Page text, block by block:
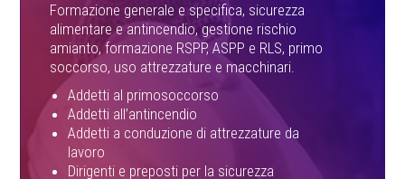
Formazione generale e specifica, sicurezza
alimentare e antincendio, gestione rischio
amianto, formazione RSPP, ASPP e RLS, primo
soccorso, uso attrezzature e macchinari.
Addetti al primosoccorso
Addetti all’antincendio
Addetti a conduzione di attrezzature da
lavoro
Dirigenti e preposti per la sicurezza